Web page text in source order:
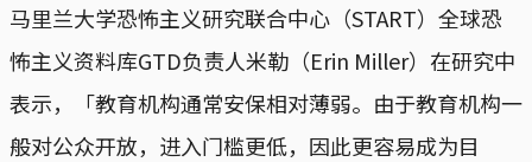
马里兰大学恐怖主义研究联合中心（START）全球恐
怖主义资料库GTD负责人米勒（Erin Miller）在研究中
表示，「教育机构通常安保相对薄弱。由于教育机构一
般对公众开放，进入门槛更低，因此更容易成为目